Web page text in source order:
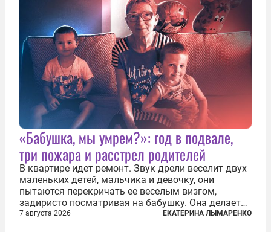
«Бабушка, мы умрем?»: год в подвале,
три пожара и расстрел родителей
В квартире идет ремонт. Звук дрели веселит двух
маленьких детей, мальчика и девочку, они
пытаются перекричать ее веселым визгом,
задиристо посматривая на бабушку. Она делает
им замечание, но внуки чувствуют, что она
сердится невсерьез. И это правда: дрель, конечно,
7 августа 2026 ЕКАТЕРИНА ЛЫМАРЕНКО